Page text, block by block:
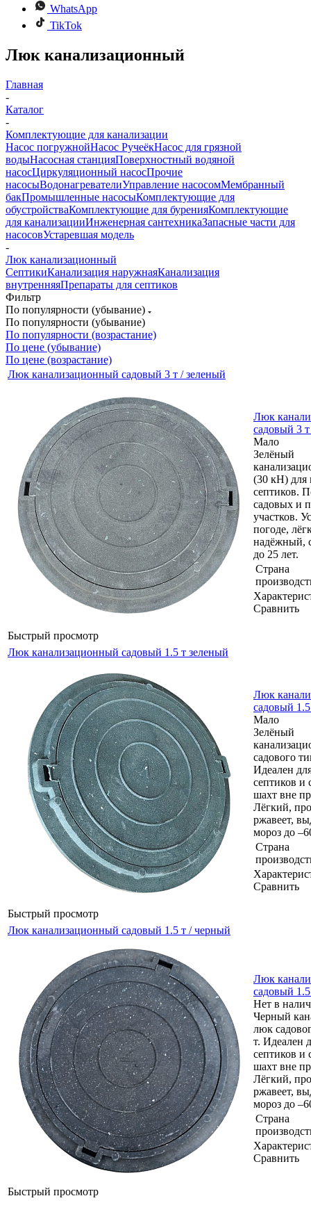
WhatsApp
TikTok
Люк канализационный
Главная
-
Каталог
-
Комплектующие для канализации
Насос погружнойНасос РучеёкНасос для грязной
водыНасосная станцияПоверхностный водяной
насосЦиркуляционный насосПрочие
насосыВодонагревателиУправление насосомМембранный
бакПромышленные насосыКомплектующие для
обустройстваКомплектующие для буренияКомплектующие
для канализацииИнженерная сантехникаЗапасные части для
насосовУстаревшая модель
-
Люк канализационный
СептикиКанализация наружнаяКанализация
внутренняяПрепараты для септиков
Фильтр
По популярности (убывание)
По популярности (убывание)
По популярности (возрастание)
По цене (убывание)
По цене (возрастание)
Люк канализационный садовый 3 т / зеленый
Быстрый просмотр
Люк
садовый 3
Мало
Зелёный
(30 кН) для
септиков.
садовых и
участков.
погоде,
надёжный,
до 25 лет.
Страна
Сравнить
Люк канализационный садовый 1.5 т зеленый
Быстрый просмотр
Люк
садовый
Мало
Зелёный
садового
Идеален
септиков и
шахт вне
Лёгкий,
ржавеет,
мороз до
Страна
Сравнить
Люк канализационный садовый 1.5 т / черный
Быстрый просмотр
Люк
садовый
Нет в
Черный
люк
т. Идеален
септиков и
шахт вне
Лёгкий,
ржавеет,
мороз до
Страна
Сравнить